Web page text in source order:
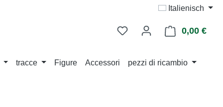
Italienisch
0,00 €Il
tracce Figure Accessori pezzi di ricambio